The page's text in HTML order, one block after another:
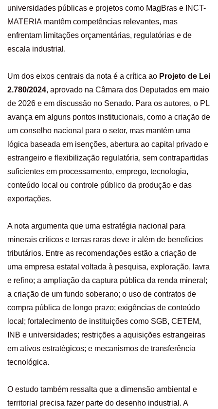
universidades públicas e projetos como MagBras e INCT-
MATERIA mantêm competências relevantes, mas
enfrentam limitações orçamentárias, regulatórias e de
escala industrial.
Um dos eixos centrais da nota é a crítica ao Projeto de Lei
2.780/2024, aprovado na Câmara dos Deputados em maio
de 2026 e em discussão no Senado. Para os autores, o PL
avança em alguns pontos institucionais, como a criação de
um conselho nacional para o setor, mas mantém uma
lógica baseada em isenções, abertura ao capital privado e
estrangeiro e flexibilização regulatória, sem contrapartidas
suficientes em processamento, emprego, tecnologia,
conteúdo local ou controle público da produção e das
exportações.
A nota argumenta que uma estratégia nacional para
minerais críticos e terras raras deve ir além de benefícios
tributários. Entre as recomendações estão a criação de
uma empresa estatal voltada à pesquisa, exploração, lavra
e refino; a ampliação da captura pública da renda mineral;
a criação de um fundo soberano; o uso de contratos de
compra pública de longo prazo; exigências de conteúdo
local; fortalecimento de instituições como SGB, CETEM,
INB e universidades; restrições a aquisições estrangeiras
em ativos estratégicos; e mecanismos de transferência
tecnológica.
O estudo também ressalta que a dimensão ambiental e
territorial precisa fazer parte do desenho industrial. A